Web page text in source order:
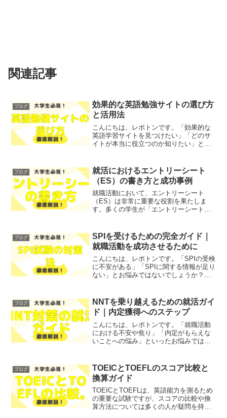
関連記事
ブログ
効果的な英語勉強サイトの選び方
と活用法
こんにちは、レポトンです。「効果的な
英語学習サイトを見つけたい」「どのサ
イトが本当に役立つのか知りたい」とお
その活用法を、わかりやすく解説しま
す！レポトンこの記事は次のよ...
ブログ
就活におけるエントリーシート
（ES）の書き方と成功事例
就職活動において、エントリーシート
（ES）は非常に重要な役割を果たしま
す。多くの学生が「エントリーシートの
でいることでしょう。そこで今回は、エ
ントリーシートの基本的な構...
ブログ
SPIを受けるための完全ガイド｜
就職活動を成功させるために
こんにちは、レポトンです。「SPIの受検
に不安がある」「SPIに関する情報が足り
ない」とお悩みではないでしょうか？そ
事は次のような人におすすめ！SPIの受検
方法が知...
ブログ
NNTを乗り越えるための就活ガイ
ド｜内定獲得へのステップ
こんにちは、レポトンです。「就職活動
における不安や焦り」「内定がもらえな
いことへの悩み」といったお悩みではな
体的なステップを、わかりやすく解説し
ます！レポトンこの記事...
ブログ
TOEICとTOEFLのスコア比較と
換算ガイド
TOEICとTOEFLは、英語能力を測るため
の重要な試験ですが、スコアの比較や換
算方法については多くの人が疑問を持っ